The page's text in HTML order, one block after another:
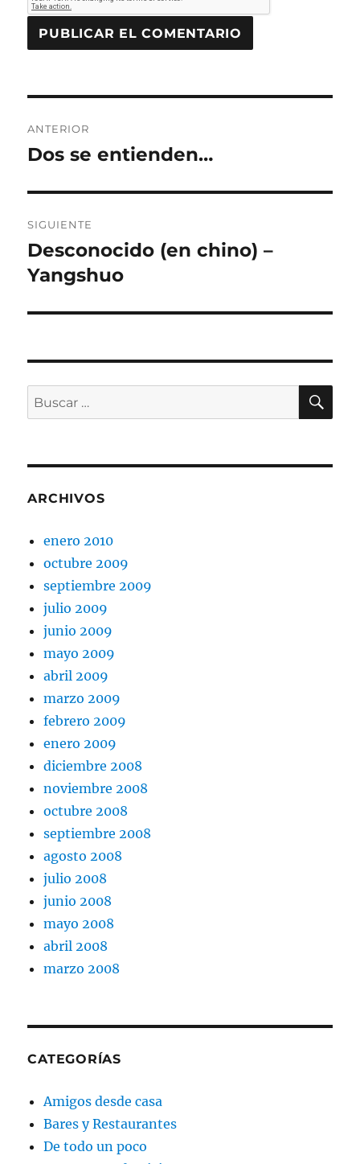
de
ANTERIOR
Entrada
Dos se entienden…
SIGUIENTE
Entrada
siguiente:
Desconocido (en chino) –
Yangshuo
Buscar
por:
ARCHIVOS
enero 2010
octubre 2009
septiembre 2009
julio 2009
junio 2009
mayo 2009
abril 2009
marzo 2009
febrero 2009
enero 2009
diciembre 2008
noviembre 2008
octubre 2008
septiembre 2008
agosto 2008
julio 2008
junio 2008
mayo 2008
abril 2008
marzo 2008
CATEGORÍAS
Amigos desde casa
Bares y Restaurantes
De todo un poco